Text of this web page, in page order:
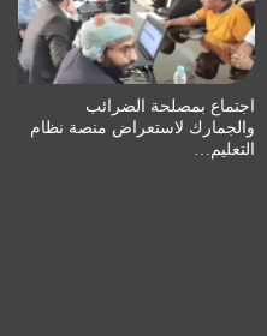
اجتماع بمصلحة الضرائب
والجمارك لاستعراض منصة نظام
التعليم…